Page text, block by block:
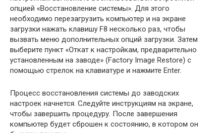
опцией «Восстановление системы». Для этого
необходимо перезагрузить компьютер и на экране
загрузки нажать клавишу F8 несколько раз, чтобы
вызвать меню дополнительных опций загрузки. Затем
выберите пункт «Откат к настройкам, предварительно
установленным на заводе» (Factory Image Restore) с
помощью стрелок на клавиатуре и нажмите Enter.
Процесс восстановления системы до заводских
настроек начнется. Следуйте инструкциям на экране,
чтобы завершить процедуру. После завершения
компьютер будет сброшен к состоянию, в котором он